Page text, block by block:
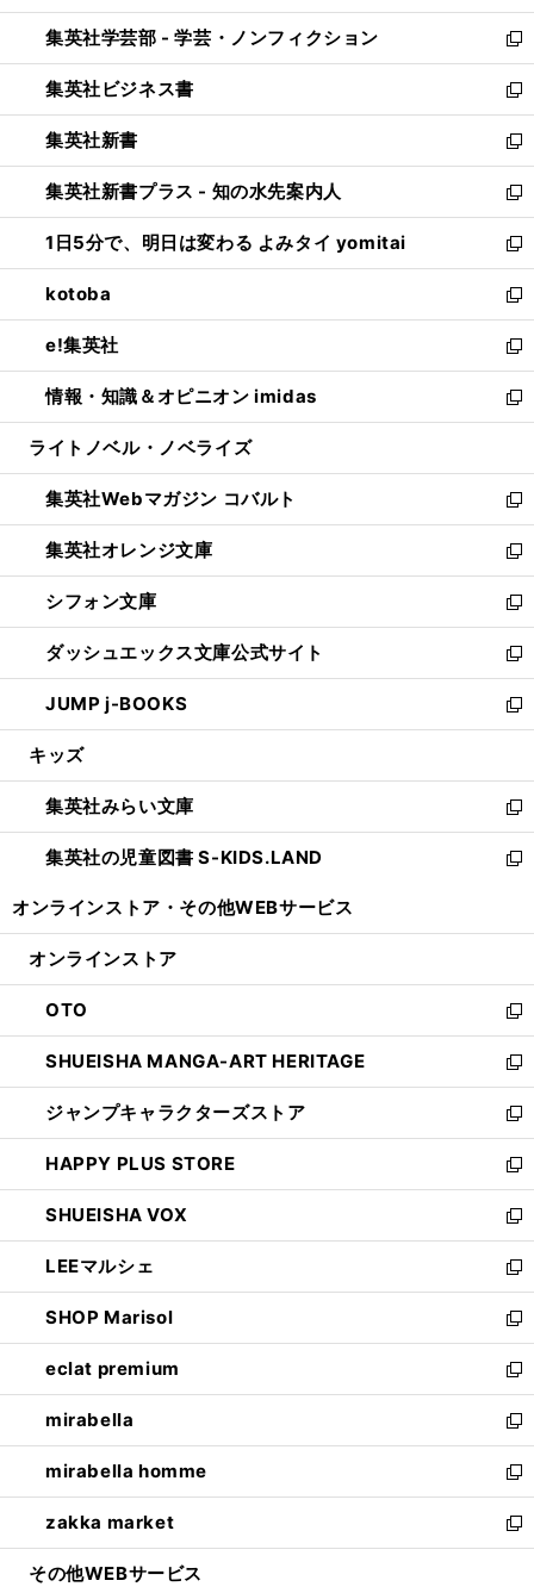
開
く
ウ
で
開
く
ン
ド
ウ
で
開
く
ウ
ィ
ン
ド
ウ
で
開
く
集英社学芸部 - 学芸・ノンフィクション
新
し
い
ウ
ィ
ン
ド
ウ
で
開
く
集英社ビジネス書
新
し
い
ウ
ィ
ン
ド
ウ
で
開
く
集英社新書
新
し
い
ウ
ィ
ン
ド
ウ
で
開
く
集英社新書プラス - 知の水先案内人
新
し
い
ウ
ィ
ン
ド
ウ
で
開
1日5分で、明日は変わる よみタイ yomitai
新
し
い
ウ
ィ
ン
ド
ウ
開
く
kotoba
新
し
い
ウ
ィ
ン
ウ
で
開
く
e!集英社
新
し
い
ウ
ン
ド
ウ
で
開
く
情報・知識＆オピニオン imidas
新
し
ウ
ィ
ン
ド
ウ
で
開
く
ライトノベル・ノベライズ
集英社Webマガジン コバルト
新
し
い
ウ
ィ
ン
ド
ウ
で
開
集英社オレンジ文庫
新
し
い
ウ
ィ
ン
ド
ウ
開
く
シフォン文庫
新
し
い
ウ
ィ
ン
ウ
で
開
く
ダッシュエックス文庫公式サイト
新
し
い
ウ
ン
ド
ウ
で
JUMP j-BOOKS
新
し
ウ
ィ
ン
ド
開
キッズ
集英社みらい文庫
新
し
い
ン
ウ
で
開
く
集英社の児童図書 S-KIDS.LAND
新
ウ
ン
ド
ウ
で
開
く
オンラインストア・ その他WEBサービス
オンラインストア
OTO
新
し
い
ウ
ィ
ン
ド
ウ
で
開
く
SHUEISHA MANGA-ART HERITAGE
新
し
い
ウ
ィ
ン
ド
ウ
で
開
く
ジャンプキャラクターズストア
新
し
い
ウ
ィ
ン
ド
ウ
で
開
く
HAPPY PLUS STORE
新
し
い
ウ
ィ
ン
ド
ウ
で
開
く
SHUEISHA VOX
新
し
い
ウ
ィ
ン
ド
ウ
で
開
く
LEEマルシェ
新
し
い
ウ
ィ
ン
ド
ウ
で
開
く
SHOP Marisol
新
し
い
ウ
ィ
ン
ド
ウ
で
開
eclat premium
新
し
い
ウ
ィ
ン
ド
ウ
mirabella
新
し
い
ウ
ィ
ン
mirabella homme
新
し
い
ウ
zakka market
新
し
その他WEBサービス